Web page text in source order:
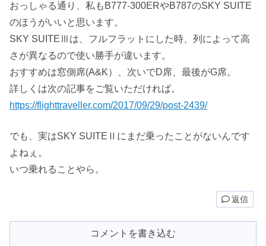
おっしゃる通り、私もB777-300ERやB787のSKY SUITE
のほうがいいと思います。
SKY SUITEⅢは、フルフラットにした時、列によって高
さが異なるので使い勝手が違います。
おすすめは窓側席(A&K）、次いでD席、最後がG席。
詳しくは次の記事をご覧いただければ。
https://flighttraveller.com/2017/09/29/post-2439/
でも、実はSKY SUITEⅡにまだ乗ったことがないんです
よねぇ。
いつ乗れることやら。
返信
コメントを書き込む